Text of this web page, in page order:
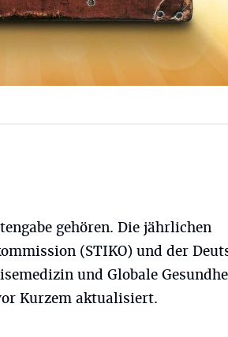
gehören. Die jährlichen
(STIKO) und der
und Globale
Kurzem aktualisiert.